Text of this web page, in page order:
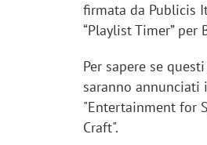
firmata da Publicis
“Playlist Timer” per
Per sapere se
saranno annunciati
"Entertainment for
Craft".